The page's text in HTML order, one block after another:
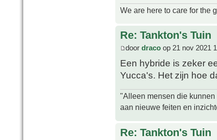
We are here to care for the
Re: Tankton's Tuin
door draco op 21 nov 2021
Een hybride is zeker
Yucca's. Het zijn hoe
"Alleen mensen die
aan nieuwe feiten en
Re: Tankton's Tuin